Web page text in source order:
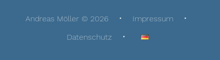
Andreas Möller © 2026
Impressum
Datenschutz